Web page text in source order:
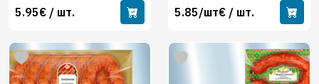
5.95€ / шт. 5.85/шт€ / шт.